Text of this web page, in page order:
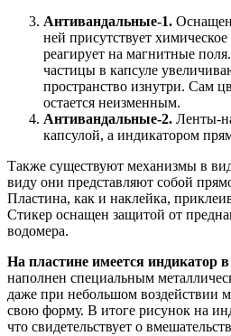
Антивандальные-1.
ней присутствует
реагирует на магнитные
частицы в капсуле
пространство изнутри. Сам
остается неизменным.
Антивандальные-2. Ленты-
капсулой, а индикатором
Также существуют механизмы в
виду они представляют собой
Пластина, как и наклейка,
Стикер оснащен защитой от
водомера.
На пластине имеется индикатор
наполнен специальным
даже при небольшом воздействии
свою форму. В итоге рисунок на
что свидетельствует о